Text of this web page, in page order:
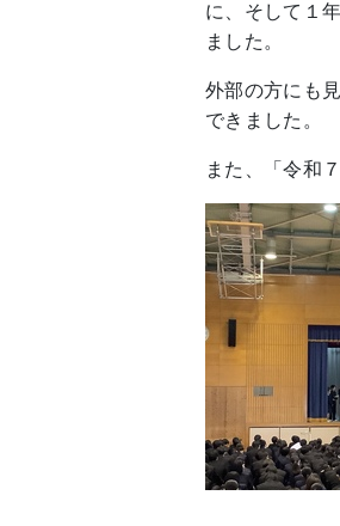
に、そして１
ました。
外部の方にも
できました。
また、「令和